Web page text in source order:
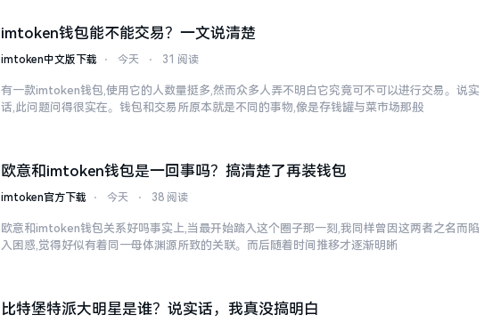
imtoken钱包能不能交易？一文说清楚
imtoken中文版下载 ⋅ 今天 ⋅ 31 阅读
有一款imtoken钱包,使用它的人数量挺多,然而众多人弄不明白它究竟可不可以进行交易。说实
话,此问题问得很实在。钱包和交易所原本就是不同的事物,像是存钱罐与菜市场那般
欧意和imtoken钱包是一回事吗？搞清楚了再装钱包
imtoken官方下载 ⋅ 今天 ⋅ 38 阅读
欧意和imtoken钱包关系好吗事实上,当最开始踏入这个圈子那一刻,我同样曾因这两者之名而陷
入困惑,觉得好似有着同一母体渊源所致的关联。而后随着时间推移才逐渐明晰
比特堡特派大明星是谁？说实话，我真没搞明白